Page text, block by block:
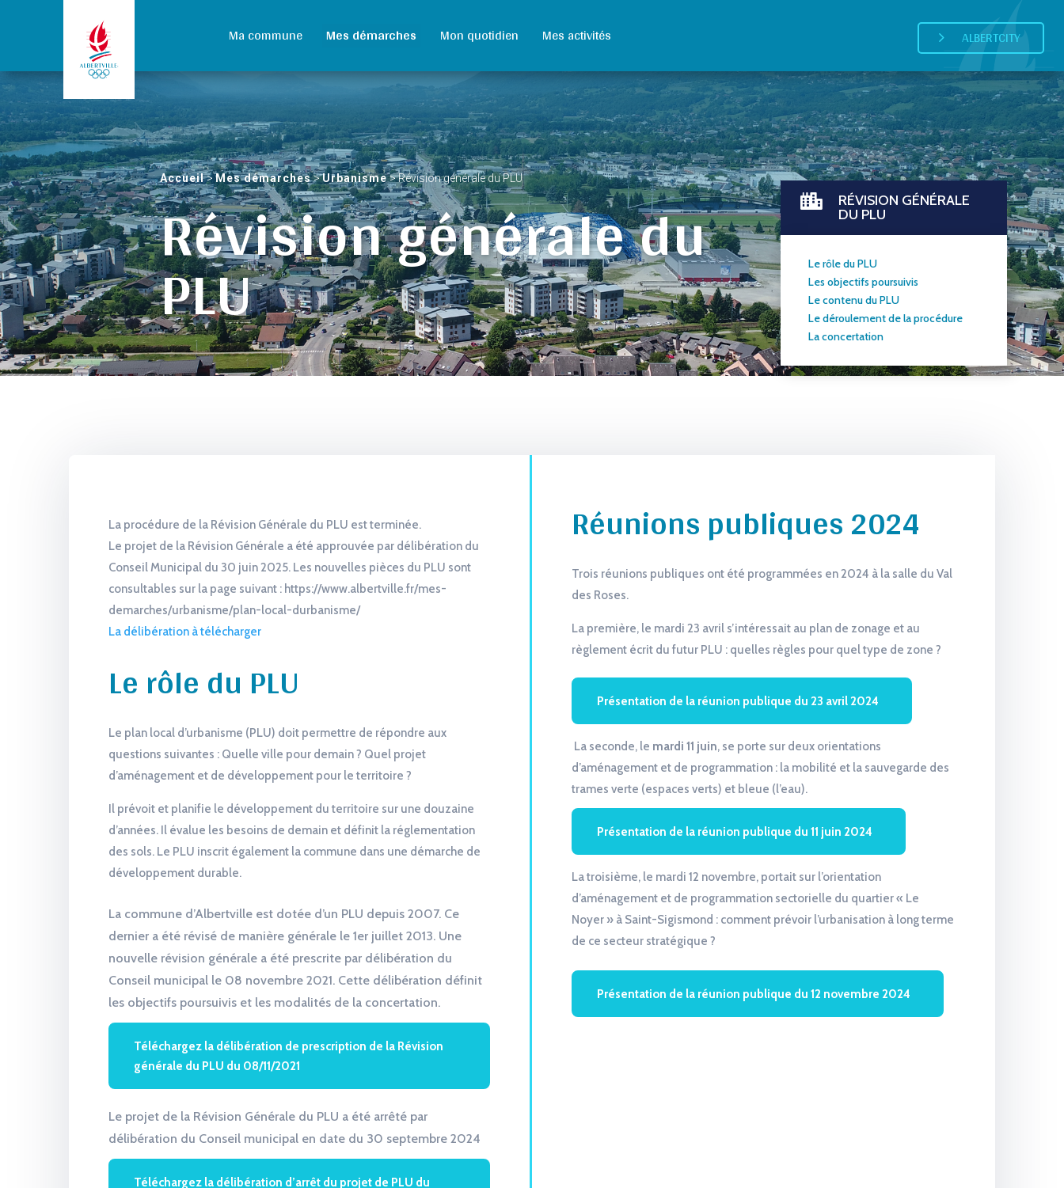
Ma commune Mes démarches Mon quotidien Mes activités 5 ALBERTCITY
Accueil>Mes démarches>Urbanisme>Révision générale du PLU
Révision générale du
PLU

RÉVISION GÉNÉRALE
DU PLU
Le rôle du PLU
Les objectifs poursuivis
Le contenu du PLU
Le déroulement de la procédure
La concertation
La procédure de la Révision Générale du PLU est terminée.
Le projet de la Révision Générale a été approuvée par délibération du
Conseil Municipal du 30 juin 2025. Les nouvelles pièces du PLU sont
consultables sur la page suivant : https://www.albertville.fr/mes-
demarches/urbanisme/plan-local-durbanisme/
La délibération à télécharger
Le rôle du PLU
Le plan local d’urbanisme (PLU) doit permettre de répondre aux
questions suivantes : Quelle ville pour demain ? Quel projet
d’aménagement et de développement pour le territoire ?
Il prévoit et planifie le développement du territoire sur une douzaine
d’années. Il évalue les besoins de demain et définit la réglementation
des sols. Le PLU inscrit également la commune dans une démarche de
développement durable.
La commune d’Albertville est dotée d’un PLU depuis 2007. Ce
dernier a été révisé de manière générale le 1er juillet 2013. Une
nouvelle révision générale a été prescrite par délibération du
Conseil municipal le 08 novembre 2021. Cette délibération définit
les objectifs poursuivis et les modalités de la concertation.
Téléchargez la délibération de prescription de la Révision
générale du PLU du 08/11/2021
Le projet de la Révision Générale du PLU a été arrêté par
délibération du Conseil municipal en date du 30 septembre 2024
Téléchargez la délibération d’arrêt du projet de PLU du
Réunions publiques 2024
Trois réunions publiques ont été programmées en 2024 à la salle du Val
des Roses.
La première, le mardi 23 avril s’intéressait au plan de zonage et au
règlement écrit du futur PLU : quelles règles pour quel type de zone ?
Présentation de la réunion publique du 23 avril 2024
La seconde, le mardi 11 juin, se porte sur deux orientations
d’aménagement et de programmation : la mobilité et la sauvegarde des
trames verte (espaces verts) et bleue (l’eau).
Présentation de la réunion publique du 11 juin 2024
La troisième, le mardi 12 novembre, portait sur l’orientation
d’aménagement et de programmation sectorielle du quartier « Le
Noyer » à Saint-Sigismond : comment prévoir l’urbanisation à long terme
de ce secteur stratégique ?
Présentation de la réunion publique du 12 novembre 2024